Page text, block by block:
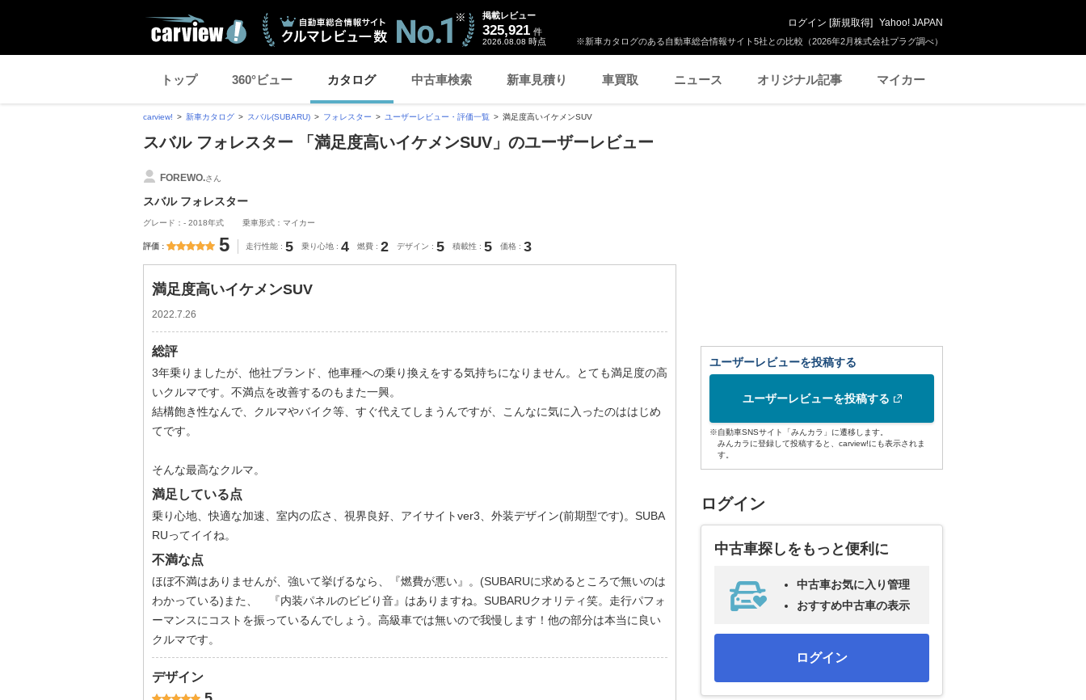
※新車カタログのある自動車総合情報サイト5社との比較（2026年2月株式会社プラグ調べ）
掲載レビュー
325,921 件
2026.08.08 時点
ログイン [新規取得] Yahoo! JAPAN
トップ 360°ビュー カタログ 中古車検索 新車見積り 車買取 ニュース オリジナル記事 マイカー
carview! 新車カタログ スバル(SUBARU) フォレスター ユーザーレビュー・評価一覧 満足度高いイケメンSUV
スバル フォレスター 「満足度高いイケメンSUV」のユーザーレビュー
FOREWO.さん
スバル フォレスター
グレード：- 2018年式 乗車形式：マイカー
評価 5 走行性能 5 乗り心地 4 燃費 2 デザイン 5 積載性 5 価格 3
満足度高いイケメンSUV
2022.7.26
総評
3年乗りましたが、他社ブランド、他車種への乗り換えをする気持ちになりません。とても満足度の高
いクルマです。不満点を改善するのもまた一興。
結構飽き性なんで、クルマやバイク等、すぐ代えてしまうんですが、こんなに気に入ったのははじめ
てです。
そんな最高なクルマ。
満足している点
乗り心地、快適な加速、室内の広さ、視界良好、アイサイトver3、外装デザイン(前期型です)。SUBA
RUってイイね。
不満な点
ほぼ不満はありませんが、強いて挙げるなら、『燃費が悪い』。(SUBARUに求めるところで無いのは
わかっている)また、 『内装パネルのビビり音』はありますね。SUBARUクオリティ笑。走行パフォ
ーマンスにコストを振っているんでしょう。高級車では無いので我慢します！他の部分は本当に良い
クルマです。
デザイン
ユーザーレビューを投稿する
ユーザーレビューを投稿する
※自動車SNSサイト「みんカラ」に遷移します。
みんカラに登録して投稿すると、carview!にも表示されま
す。
ログイン
中古車探しをもっと便利に
中古車お気に入り管理
おすすめ中古車の表示
ログイン